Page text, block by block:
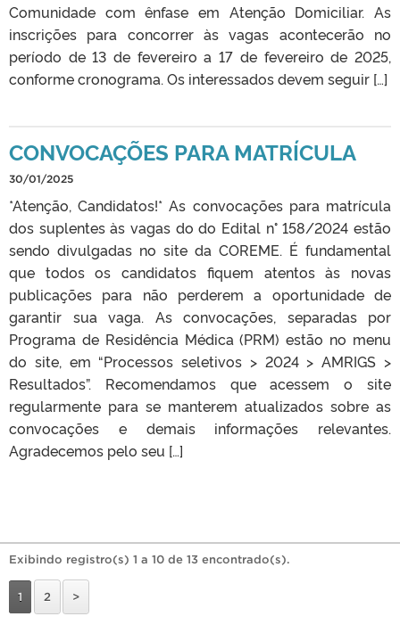
Comunidade com ênfase em Atenção Domiciliar. As
inscrições para concorrer às vagas acontecerão no
período de 13 de fevereiro a 17 de fevereiro de 2025,
conforme cronograma. Os interessados devem seguir […]
CONVOCAÇÕES PARA MATRÍCULA
30/01/2025
*Atenção, Candidatos!* As convocações para matrícula
dos suplentes às vagas do do Edital n° 158/2024 estão
sendo divulgadas no site da COREME. É fundamental
que todos os candidatos fiquem atentos às novas
publicações para não perderem a oportunidade de
garantir sua vaga. As convocações, separadas por
Programa de Residência Médica (PRM) estão no menu
do site, em “Processos seletivos > 2024 > AMRIGS >
Resultados”. Recomendamos que acessem o site
regularmente para se manterem atualizados sobre as
convocações e demais informações relevantes.
Agradecemos pelo seu […]
Exibindo registro(s) 1 a 10 de 13 encontrado(s).
1 2 >